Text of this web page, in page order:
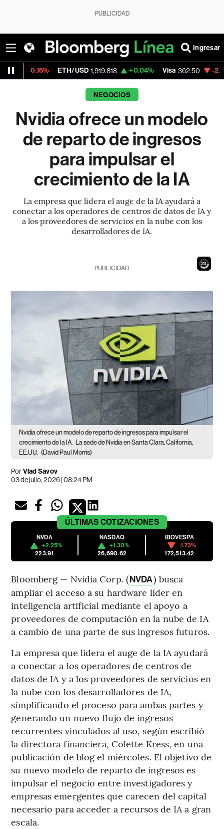
PUBLICIDAD
Ingresar
ETH/USD 1,919.818 +0.04% Visa 362.50 -2.15%
NEGOCIOS
Nvidia ofrece un modelo
de reparto de ingresos
para impulsar el
crecimiento de la IA
La empresa que lidera el auge de la IA ayudará a
conectar a los operadores de centros de datos de IA y
a los proveedores de servicios en la nube con los
desarrolladores de IA.
22
PUBLICIDAD
Nvidia ofrece un modelo de reparto de ingresos para impulsar el
crecimiento de la IA. La sede de Nvidia en Santa Clara, California,
EE.UU. (David Paul Morris)
PorVlad Savov
03 de julio, 2026 | 08:24 PM
ÚLTIMAS COTIZACIONES
NVDA
+2.25%
223.91
NASDAQ
+1.30%
26,690.62
IBOVESPA
-1.73%
172,513.42
Bloomberg — Nvidia Corp. (NVDA) busca
ampliar el acceso a su hardware líder en
inteligencia artificial mediante el apoyo a
proveedores de computación en la nube de IA
a cambio de una parte de sus ingresos futuros.
La empresa que lidera el auge de la IA ayudará
a conectar a los operadores de centros de
datos de IA y a los proveedores de servicios en
la nube con los desarrolladores de IA,
simplificando el proceso para ambas partes y
generando un nuevo flujo de ingresos
recurrentes vinculados al uso, según escribió
la directora financiera, Colette Kress, en una
publicación de blog el miércoles. El objetivo de
su nuevo modelo de reparto de ingresos es
impulsar el negocio entre investigadores y
empresas emergentes que carecen del capital
necesario para acceder a recursos de IA a gran
escala.